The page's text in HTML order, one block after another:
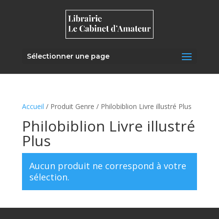
Sélectionner une page
Accueil / Produit Genre / Philobiblion Livre illustré Plus
Philobiblion Livre illustré
Plus
Aucun produit ne correspond à votre
sélection.